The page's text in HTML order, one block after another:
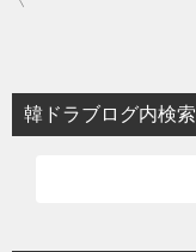
ビ
ゲ
韓ドラブログ内検索